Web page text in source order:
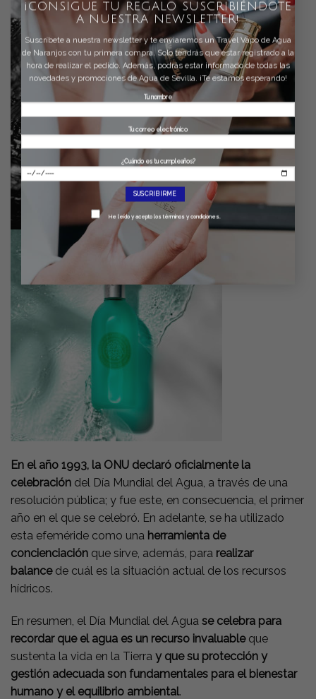
¡CONSIGUE TU REGALO SUSCRIBIÉNDOTE
A NUESTRA NEWSLETTER!
Suscríbete a nuestra newsletter y te enviaremos un Travel Vapo de Agua
de Naranjos con tu primera compra. Solo tendrás que estar registrado a la
hora de realizar el pedido. Además, podrás estar informado de todas las
novedades y promociones de Agua de Sevilla. ¡Te estamos esperando!
Tu nombre
Tu correo electrónico
Por favor, deja este campo vacío.
¿Cuándo es tu cumpleaños?
He leído y acepto los términos y condiciones.
En el año 1993, la ONU declaró oficialmente la
celebración del Día Mundial del Agua, a través de una
resolución pública; y fue este, en consecuencia, el primer
año en el que se celebró. En adelante, se ha utilizado
esta efeméride como una herramienta de
concienciación que sirve, además, para realizar
balancede cuál es la situación actual de los recursos
hídricos.
En resumen, el Día Mundial del Agua se celebra para
recordar que el agua es un recurso invaluableque
sustenta la vida en la Tierra y que su protección y
gestión adecuada son fundamentales para el bienestar
humano y el equilibrio ambiental.